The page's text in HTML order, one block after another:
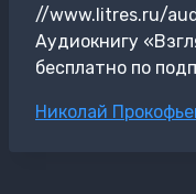
//www.litres.ru/
Аудиокнигу
бесплатно по
Метки
Николай